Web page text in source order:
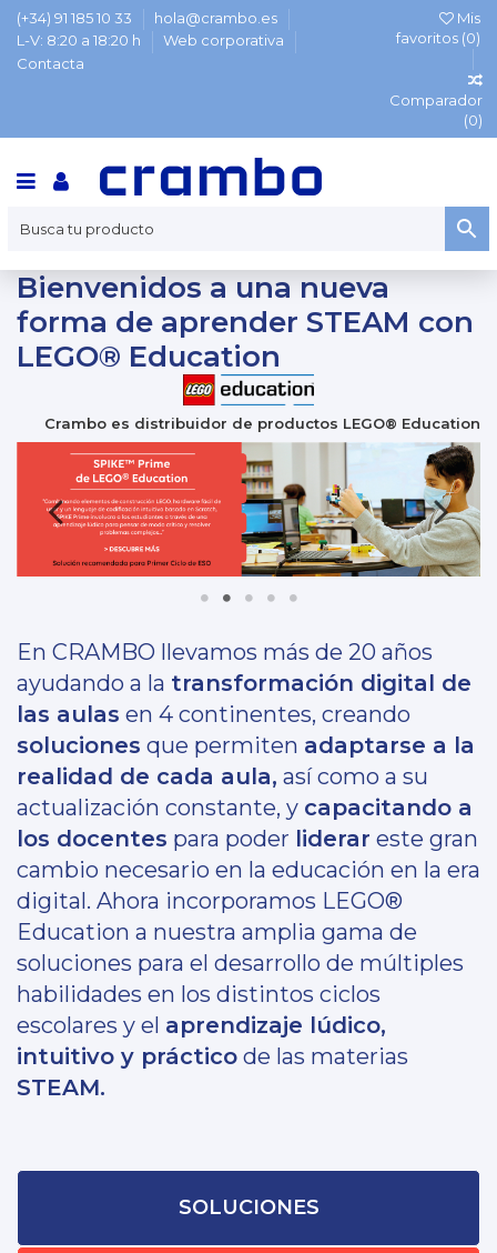
(+34) 91 185 10 33
hola@crambo.es
L-V: 8:20 a 18:20 h
Web corporativa
Contacta
Mis
favoritos (0)
Comparador
(0)
Bienvenidos a una nueva
forma de aprender STEAM con
LEGO® Education
Crambo es distribuidor de productos LEGO® Education
En CRAMBO llevamos más de 20 años
ayudando a la transformación digital de
las aulas en 4 continentes, creando
soluciones que permiten adaptarse a la
realidad de cada aula, así como a su
actualización constante, y capacitando a
los docentes para poder liderar este gran
cambio necesario en la educación en la era
digital. Ahora incorporamos LEGO®
Education a nuestra amplia gama de
soluciones para el desarrollo de múltiples
habilidades en los distintos ciclos
escolares y el aprendizaje lúdico,
intuitivo y práctico de las materias
STEAM.
SOLUCIONES